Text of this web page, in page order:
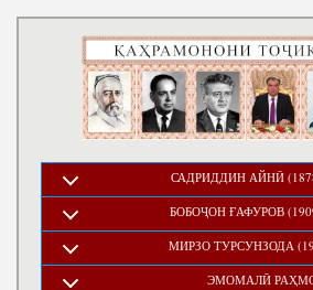
САДРИДДИН АЙНӢ
БОБОҶОН ҒАФУРОВ
МИРЗО ТУРСУНЗОДА
ЭМОМАЛӢ